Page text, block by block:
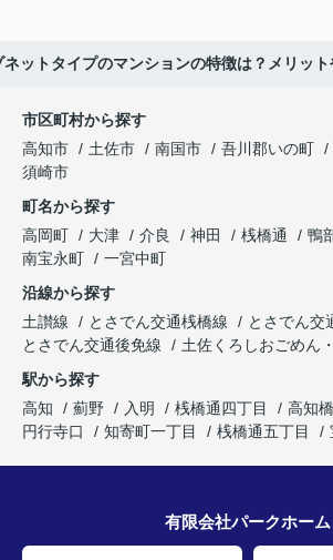
ネットタイプのマンションの特徴は？メリッ
市区町村から探す
高知市
土佐市 南国市 吾川郡いの町
須崎市
町名から探す
高岡町
大津 介良 神田 桟橋通 鴨
南宝永町
一宮中町
沿線から探す
土讃線
とさでん交通桟橋線
とさでん交
とさでん交通後免線
土佐くろしおごめん
駅から探す
高知
薊野 入明 桟橋通四丁目 高知橋
円行寺口
知寄町一丁目 桟橋通五丁目
有限会社パークホーム